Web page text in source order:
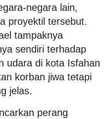
negara lain,
proyektil tersebut.
tampaknya
sendiri terhadap
udara di kota Isfahan
korban jiwa tetapi
jelas.
perang